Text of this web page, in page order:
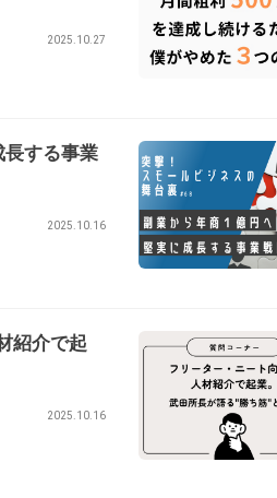
2025.10.27
する事業
2025.10.16
紹介で起
2025.10.16